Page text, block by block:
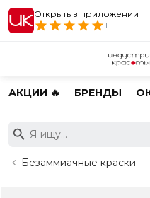
Открыть в приложении
1
АКЦИИ 🔥 БРЕНДЫ
Безаммиачные краски